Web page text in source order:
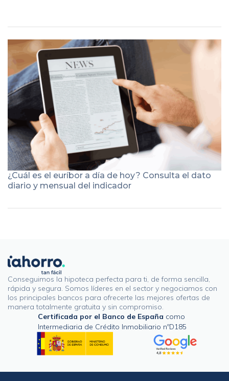
¿Cuál es el euríbor a día de hoy? Consulta el dato
diario y mensual del indicador
Conseguimos la hipoteca perfecta para ti, de forma sencilla,
rápida y segura. Somos líderes en el sector y negociamos con
los principales bancos para ofrecerte las mejores ofertas de
manera totalmente gratuita y sin compromiso.
Certificada por el Banco de España como
Intermediaria de Crédito Inmobiliario nºD185